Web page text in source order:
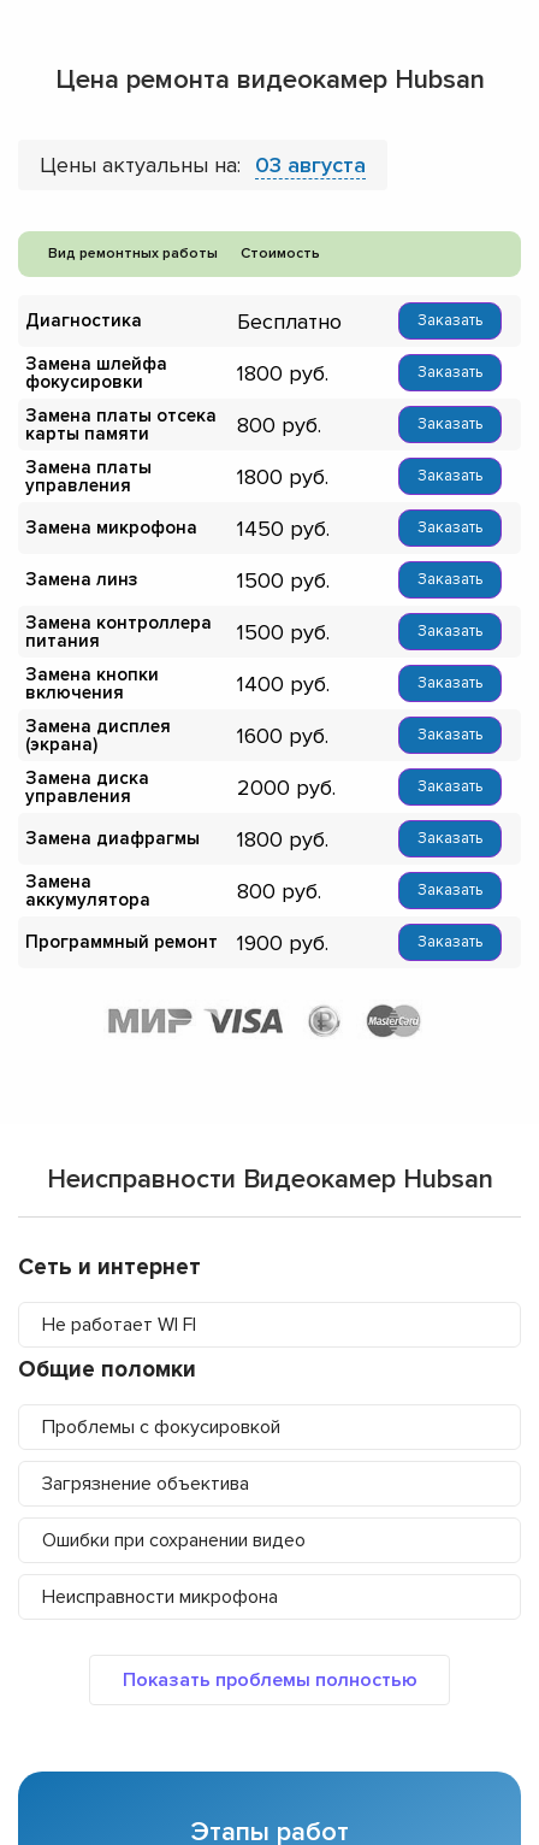
Цена ремонта видеокамер Hubsan
Цены актуальны на: 03 августа
Вид ремонтных работы Стоимость
Диагностика Бесплатно Заказать
Замена шлейфа
фокусировки
1800 Заказать
Замена платы отсека
карты памяти
800 Заказать
Замена платы
управления
1800 Заказать
Замена микрофона 1450 Заказать
Замена линз 1500 Заказать
Замена контроллера
питания
1500 Заказать
Замена кнопки
включения
1400 Заказать
Замена дисплея
(экрана)
1600 Заказать
Замена диска
управления
2000 Заказать
Замена диафрагмы 1800 Заказать
Замена
аккумулятора
800 Заказать
Программный ремонт 1900 Заказать
Неисправности Видеокамер Hubsan
Сеть и интернет
Не работает WI FI
Общие поломки
Проблемы с фокусировкой
Загрязнение объектива
Ошибки при сохранении видео
Неисправности микрофона
Этапы работ